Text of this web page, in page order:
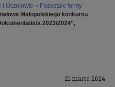
i Uczniowie » Pozostałe formy
Małopolskiego konkursu
2023/2024”,
21 marca 2024